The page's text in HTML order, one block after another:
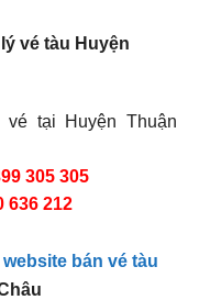
vé tàu Huyện
tại Huyện Thuận
305 305
636 212
website bán vé tàu